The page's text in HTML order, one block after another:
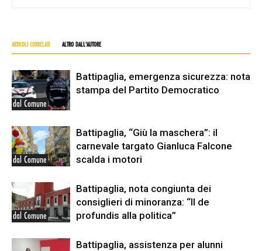
ARTICOLI CORRELATI ALTRO DALL'AUTORE
dal Comune
Battipaglia, emergenza sicurezza: nota
stampa del Partito Democratico
dal Comune
Battipaglia, “Giù la maschera”: il
carnevale targato Gianluca Falcone
scalda i motori
dal Comune
Battipaglia, nota congiunta dei
consiglieri di minoranza: “Il de
profundis alla politica”
Battipaglia, assistenza per alunni